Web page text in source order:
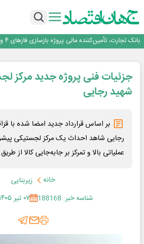
برگزاری آیین نکوداشت فعالان مواکب مرز شلمچه
منطقه‌ای
بانک تجارت، تأمین‌کننده مالی پروژه بازسازی فازهای ۴ و ۵ پارس حنوبی
برنده این رقابت داستان‌نویسی، انسان نبود!
برگزاری آیین نکوداشت فعالان مواکب مرز شلمچه
ایران، شریک راهبردی اتحادیه اقتصادی اوراسیا در
منطقه‌ای
جزئیات فنی پروژه جدید مرکز
شهید رجایی
بر اساس قرارداد جدید امضا شده با
رجایی شاهد احداث یک مرکز لجستیکی
عملیاتی بالا و تمرکز بر جابه‌جایی کالا از
خانه
زیربنایی
شناسه خبر: 188168
۰۷ تیر ۱۴۰۵